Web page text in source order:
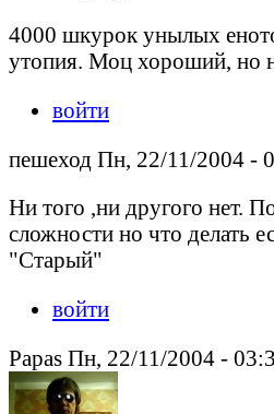
4000 шкурок унылых
утопия. Моц хороший, но
войти
пешеход Пн, 22/11/2004 -
Ни того ,ни другого нет.
сложности но что делать
"Старый"
войти
Papas Пн, 22/11/2004 -